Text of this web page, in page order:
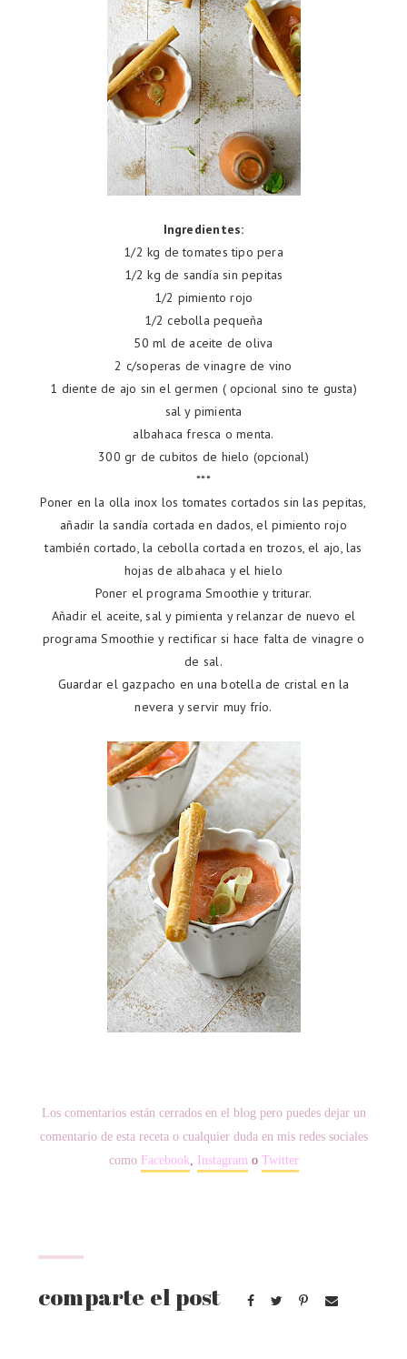
Ingredientes:
1/2 kg de tomates tipo pera
1/2 kg de sandía sin pepitas
1/2 pimiento rojo
1/2 cebolla pequeña
50 ml de aceite de oliva
2 c/soperas de vinagre de vino
1 diente de ajo sin el germen ( opcional sino te gusta)
sal y pimienta
albahaca fresca o menta.
300 gr de cubitos de hielo (opcional)
***
Poner en la olla inox los tomates cortados sin las pepitas,
añadir la sandía cortada en dados, el pimiento rojo
también cortado, la cebolla cortada en trozos, el ajo, las
hojas de albahaca y el hielo
Poner el programa Smoothie y triturar.
Añadir el aceite, sal y pimienta y relanzar de nuevo el
programa Smoothie y rectificar si hace falta de vinagre o
de sal.
Guardar el gazpacho en una botella de cristal en la
nevera y servir muy frío.
Los comentarios están cerrados en el blog pero puedes dejar un
comentario de esta receta o cualquier duda en mis redes sociales
como Facebook, Instagram o Twitter